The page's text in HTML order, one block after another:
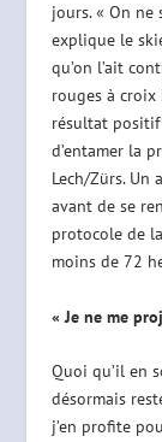
jours. « On ne
explique le
qu’on l’ait
rouges à croix
résultat positif
d’entamer la
Lech/Zürs. Un
avant de se
protocole de
moins de 72
« Je ne me
Quoi qu’il en
désormais
j’en profite